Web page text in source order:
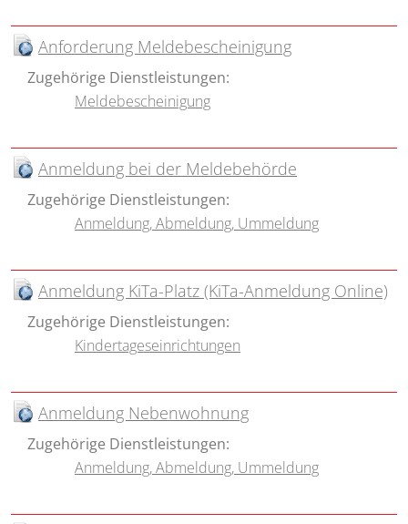
Anforderung Meldebescheinigung
Zugehörige Dienstleistungen:
Meldebescheinigung
Anmeldung bei der Meldebehörde
Zugehörige Dienstleistungen:
Anmeldung, Abmeldung, Ummeldung
Anmeldung KiTa-Platz (KiTa-Anmeldung Online)
Zugehörige Dienstleistungen:
Kindertageseinrichtungen
Anmeldung Nebenwohnung
Zugehörige Dienstleistungen:
Anmeldung, Abmeldung, Ummeldung